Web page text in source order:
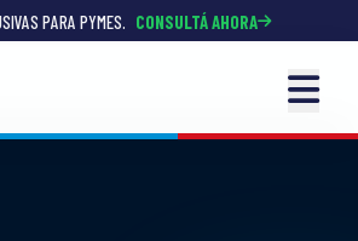
PARA PYMES. CONSULTÁ AHORA